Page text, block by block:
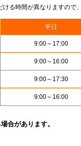
る時間が異なりますので
平日
9:00～17:00
9:00～16:00
9:00～17:30
9:00～16:00
合があります。